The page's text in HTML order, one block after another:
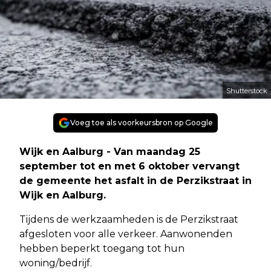
Shutterstock
Voeg toe als voorkeursbron op Google
Wijk en Aalburg - Van maandag 25
september tot en met 6 oktober vervangt
de gemeente het asfalt in de Perzikstraat in
Wijk en Aalburg.
Tijdens de werkzaamheden is de Perzikstraat
afgesloten voor alle verkeer. Aanwonenden
hebben beperkt toegang tot hun
woning/bedrijf.